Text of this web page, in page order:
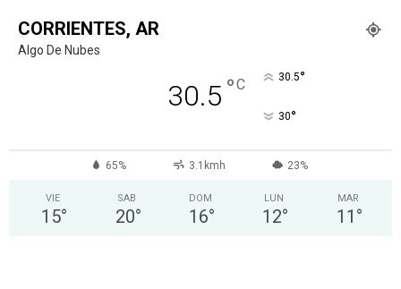
CORRIENTES, AR
Algo De Nubes
30.5 °C 30.5°
30°
65% 3.1kmh 23%
VIE
15°
SAB
20°
DOM
16°
LUN
12°
MAR
11 °